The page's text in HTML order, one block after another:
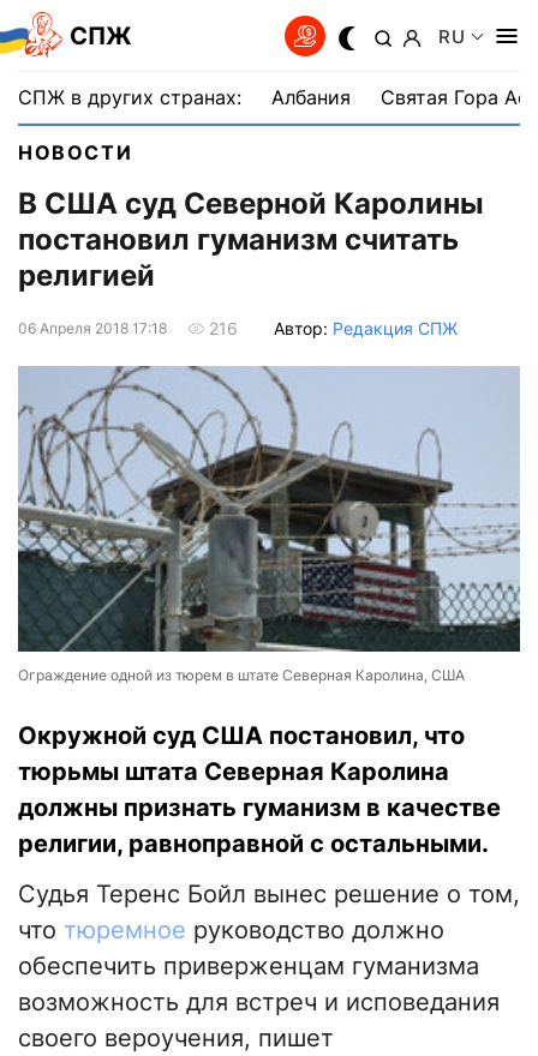
СПЖ RU
СПЖ в других странах: Албания Святая Гора
НОВОСТИ
В США суд Северной Каролины
постановил гуманизм считать
религией
06 Апреля 2018 17:18 216 Автор: Редакция СПЖ
Ограждение одной из тюрем в штате Северная Каролина, США
Окружной суд США постановил, что
тюрьмы штата Северная Каролина
должны признать гуманизм в качестве
религии, равноправной с остальными.
Судья Теренс Бойл вынес решение о том,
что тюремное руководство должно
обеспечить приверженцам гуманизма
возможность для встреч и исповедания
своего вероучения, пишет